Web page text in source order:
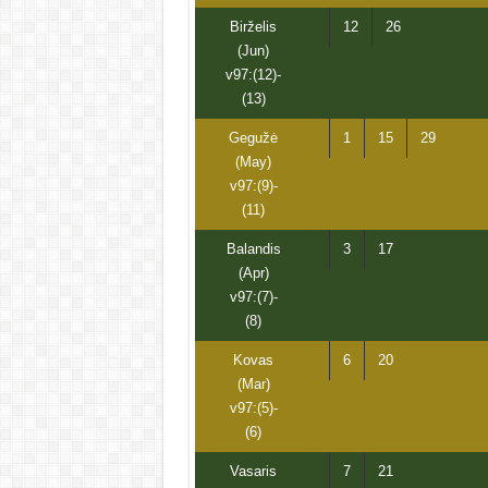
Birželis
(Jun)
v97:(12)-
(13)
12 26
Gegužė
(May)
v97:(9)-
(11)
1 15 29
Balandis
(Apr)
v97:(7)-
(8)
3 17
Kovas
(Mar)
v97:(5)-
(6)
6 20
Vasaris
7 21